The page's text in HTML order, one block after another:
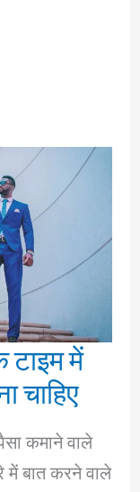
में
चाहिए
कमाने वाले
बात करने वाले